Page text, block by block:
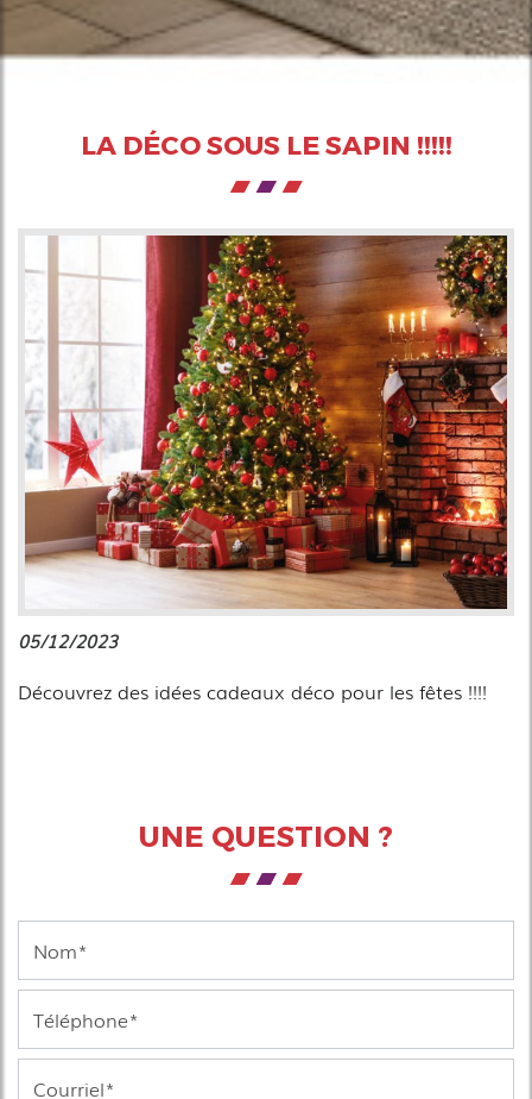
LA DÉCO SOUS LE SAPIN !!!!!
05/12/2023
Découvrez des idées cadeaux déco pour les fêtes !!!!
UNE QUESTION ?